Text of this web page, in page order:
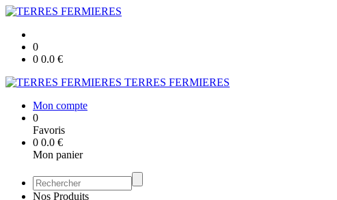
0
0 0.0 €
TERRES FERMIERES
Mon compte
0
Favoris
0 0.0 €
Mon panier
Nos Produits